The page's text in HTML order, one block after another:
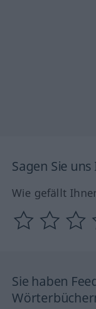
Sagen Sie
Wie gefällt
Sie haben